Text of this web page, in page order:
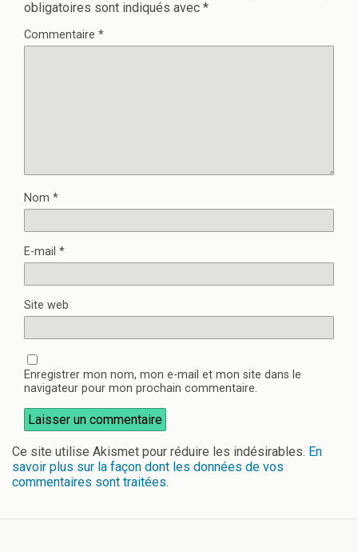
obligatoires sont indiqués avec *
Commentaire *
Nom *
E-mail *
Site web
Enregistrer mon nom, mon e-mail et mon site dans le
navigateur pour mon prochain commentaire.
Ce site utilise Akismet pour réduire les indésirables. En
savoir plus sur la façon dont les données de vos
commentaires sont traitées.